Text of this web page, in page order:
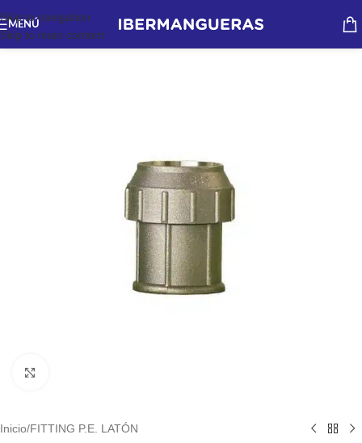
Skip to navigation
Skip to main content
MENÚ
Inicio/FITTING P.E. LATÓN